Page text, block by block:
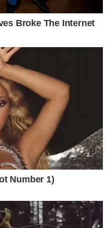
Broke The Internet
Number 1)